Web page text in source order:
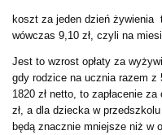
koszt za jeden dzień żywienia
wówczas 9,10 zł, czyli na
Jest to wzrost opłaty za
gdy rodzice na ucznia razem
1820 zł netto, to zapłacenie
zł, a dla dziecka w
będą znacznie mniejsze niż w